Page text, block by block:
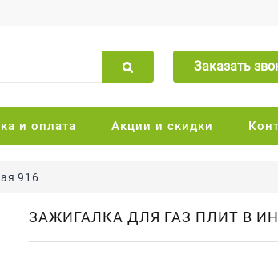
Заказать
и оплата Акции и скидки
916
ЗАЖИГАЛКА ДЛЯ ГАЗ ПЛИТ В